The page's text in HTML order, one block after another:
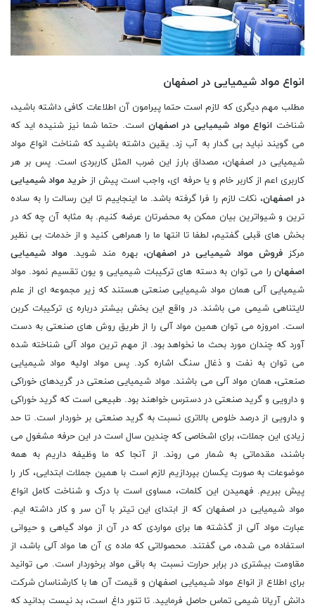
انواع مواد شیمیایی در اصفهان
مطلب مهم دیگری که لازم است حتما پیرامون آن اطلاعات کافی داشته باشید،
شناخت انواع مواد شیمیایی در اصفهان است. حتما شما نیز شنیده اید که
می گویند نباید بی گدار به آب زد. یقین داشته باشید که شناخت انواع مواد
شیمیایی در اصفهان، مصداق بارز این ضرب المثل کاربردی است. پس بر هر
کاربری اعم از کاربر خام و یا حرفه ای، واجب است پیش از خرید مواد شیمیایی
در اصفهان، نکات لازم را فرا گرفته باشد. ما اینجاییم تا این رسالت را به ساده
ترین و شیواترین بیان ممکن به محضرتان عرضه کنیم. به مثابه آن چه که در
بخش های قبلی گفتیم، لطفا تا انتها ما را همراهی کنید و از خدمات بی نظیر
مرکزفروش مواد شیمیایی در اصفهان، بهره مند شوید. مواد شیمیایی
اصفهان را می توان به دسته های ترکیبات شیمیایی و یون تقسیم نمود. مواد
شیمیایی آلی همان مواد شیمیایی صنعتی هستند که زیر مجموعه ای از علم
لایتناهی شیمی می باشند. در واقع این بخش بیشتر درباره ی ترکیبات کربن
است. امروزه می توان همین مواد آلی را از طریق روش های صنعتی به دست
آورد که چندان مورد بحث ما نخواهد بود. از مهم ترین مواد آلی شناخته شده
می توان به نفت و ذغال سنگ اشاره کرد. پس مواد اولیه مواد شیمیایی
صنعتی، همان مواد آلی می باشند. مواد شیمیایی صنعتی در گریدهای خوراکی
و دارویی و گرید صنعتی در دسترس خواهند بود. طبیعی است که گرید خوراکی
و دارویی از درصد خلوص بالاتری نسبت به گرید صنعتی بر خوردار است. تا حد
زیادی این جملات، برای اشخاصی که چندین سال است در این حرفه مشغول می
باشند، مقدماتی به شمار می روند. از آنجا که ما وظیفه داریم به همه
موضوعات به صورت یکسان بپردازیم لازم است با همین جملات ابتدایی، کار را
پیش ببریم. فهمیدن این کلمات، مساوی است با درک و شناخت کامل انواع
مواد شیمیایی در اصفهان که از ابتدای این تیتر با آن سر و کار داشته ایم.
عبارت مواد آلی از گذشته ها برای مواردی که در آن از مواد گیاهی و حیوانی
استفاده می شده، می گفتند. محصولاتی که ماده ی آن ها مواد آلی باشد، از
مقاومت بیشتری در برابر حرارت نسبت به باقی مواد برخوردار است. می توانید
برای اطلاع از انواع مواد شیمیایی اصفهان و قیمت آن ها با کارشناسان شرکت
دانش آریانا شیمی تماس حاصل فرمایید. تا تنور داغ است، بد نیست بدانید که